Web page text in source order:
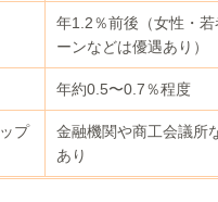
年1.2％前後（女性・
ーンなどは優遇あり）
年約0.5〜0.7％程度
プ
金融機関や商工会議所
あり